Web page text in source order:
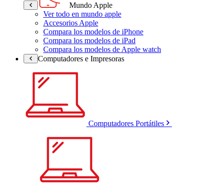
Mundo Apple
Ver todo en mundo apple
Accesorios Apple
Compara los modelos de iPhone
Compara los modelos de iPad
Compara los modelos de Apple watch
Computadores e Impresoras
Computadores Portátiles